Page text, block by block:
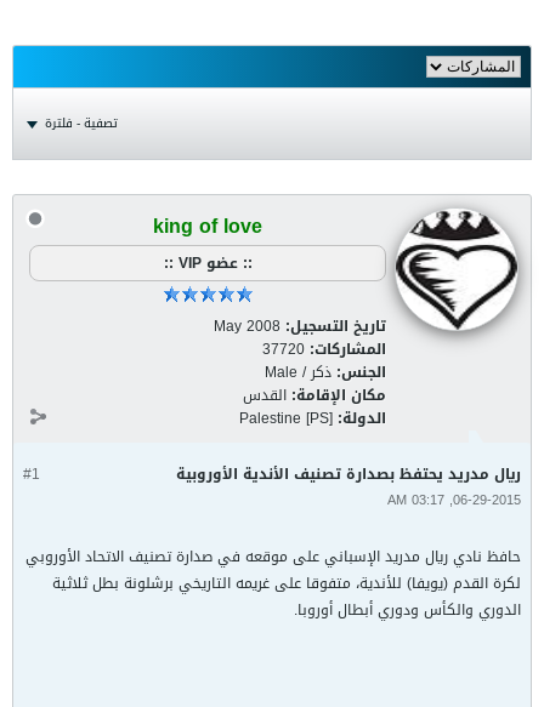
تصفية - فلترة
king of love
:: عضو VIP ::
تاريخ التسجيل: May 2008
المشاركات: 37720
الجنس: ذكر / Male
مكان الإقامة: القدس
الدولة: Palestine [PS]
#1 ريال مدريد يحتفظ بصدارة تصنيف الأندية الأوروبية
06-29-2015, 03:17 AM
حافظ نادي ريال مدريد الإسباني على موقعه في صدارة تصنيف الاتحاد الأوروبي
لكرة القدم (يويفا) للأندية، متفوقا على غريمه التاريخي برشلونة بطل ثلاثية
الدوري والكأس ودوري أبطال أوروبا.